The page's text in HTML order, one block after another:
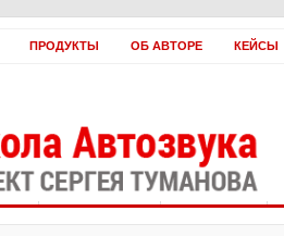
ПРОДУКТЫ ОБ АВТОРЕ КЕЙСЫ
Как оплатить? Заработать!